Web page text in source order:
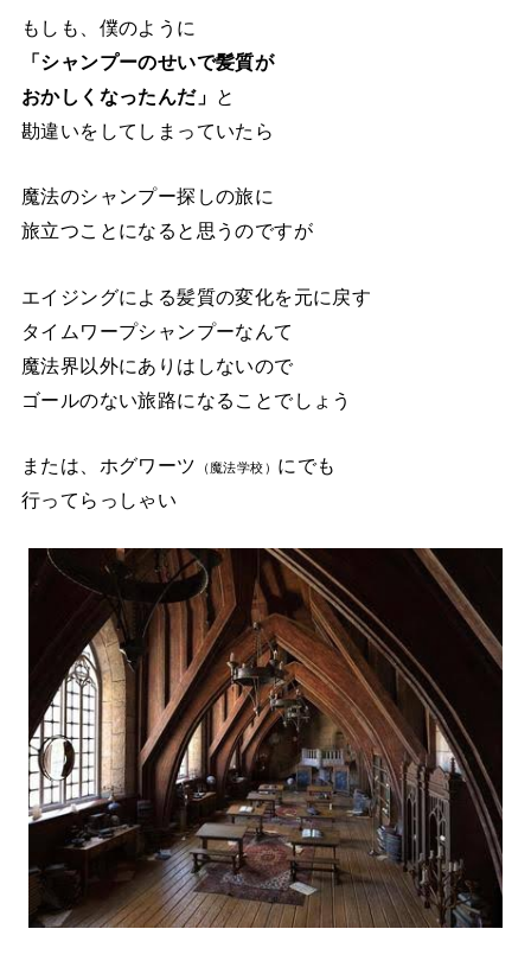
もしも、僕のように
「シャンプーのせいで髪質が
おかしくなったんだ」 と
勘違いをしてしまっていたら
魔法のシャンプー探しの旅に
旅立つことになると思うのですが
エイジングによる髪質の変化を元に戻す
タイムワープシャンプーなんて
魔法界以外にありはしないので
ゴールのない旅路になることでしょう
または、ホグワーツ （魔法学校） にでも
行ってらっしゃい